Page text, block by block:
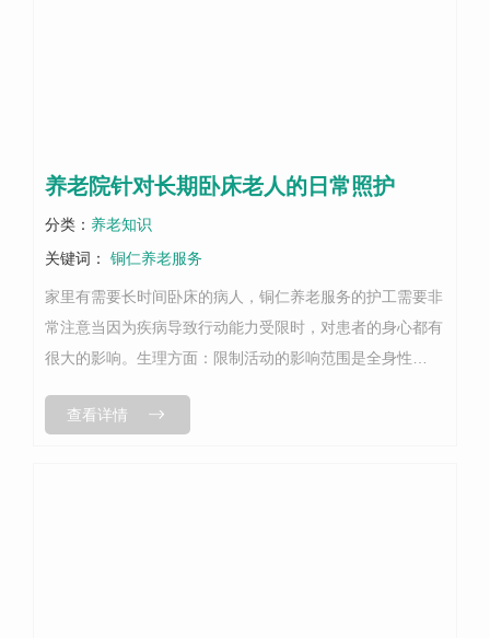
养老院针对长期卧床老人的日常照护
分类： 养老知识
关键词：
铜仁养老服务
家里有需要长时间卧床的病人，铜仁养老服务的护工需要非
常注意当因为疾病导致行动能力受限时，对患者的身心都有
很大的影响。生理方面：限制活动的影响范围是全身性
和手脚畸形，所以应尽快进行康复.....
查看详情